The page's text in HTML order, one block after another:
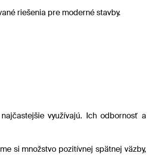
riešenia pre moderné stavby.
využívajú. Ich odbornosť a
si množstvo pozitívnej spätnej väzby,